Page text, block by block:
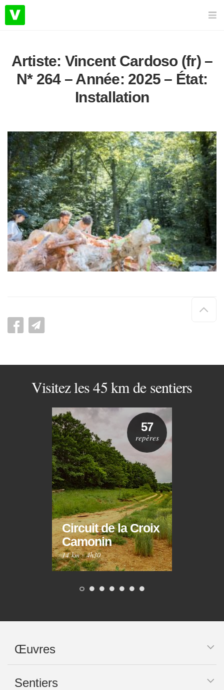
Artiste: Vincent Cardoso (fr) –
N* 264 – Année: 2025 – État:
Installation
de
Visitez les 45 km de sentiers
Circuit de la Croix
Camonin
14 km·4h30
57
repères
Œuvres
Sentiers